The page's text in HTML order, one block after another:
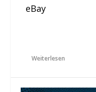
eBay
Weiterlesen